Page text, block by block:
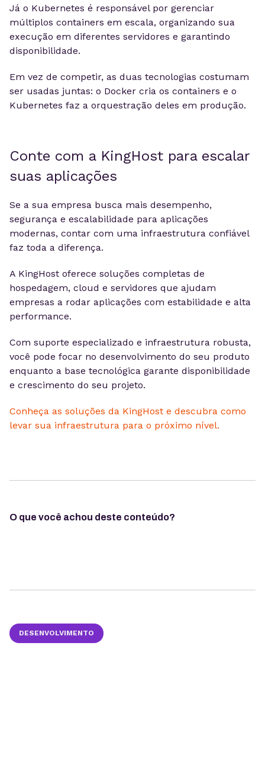
Já o Kubernetes é responsável por gerenciar
múltiplos containers em escala, organizando sua
execução em diferentes servidores e garantindo
disponibilidade.
Em vez de competir, as duas tecnologias costumam
ser usadas juntas: o Docker cria os containers e o
Kubernetes faz a orquestração deles em produção.
Conte com a KingHost para escalar
suas aplicações
Se a sua empresa busca mais desempenho,
segurança e escalabilidade para aplicações
modernas, contar com uma infraestrutura confiável
faz toda a diferença.
A KingHost oferece soluções completas de
hospedagem, cloud e servidores que ajudam
empresas a rodar aplicações com estabilidade e alta
performance.
Com suporte especializado e infraestrutura robusta,
você pode focar no desenvolvimento do seu produto
enquanto a base tecnológica garante disponibilidade
e crescimento do seu projeto.
Conheça as soluções da KingHost e descubra como
levar sua infraestrutura para o próximo nível.
O que você achou deste conteúdo?
DESENVOLVIMENTO